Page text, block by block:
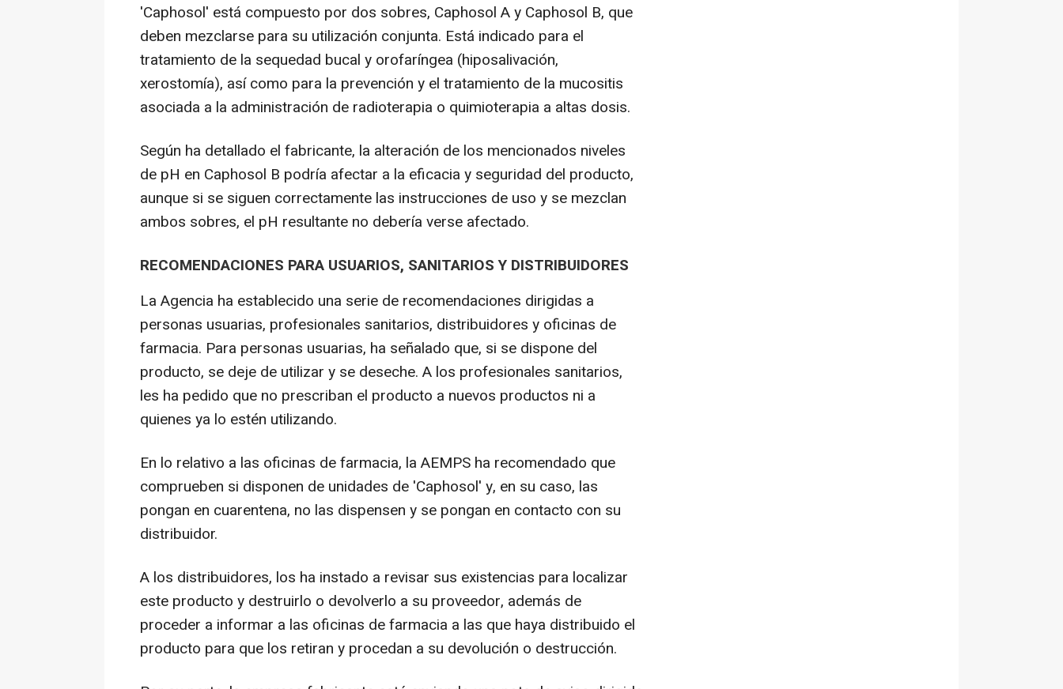
'Caphosol' está compuesto por dos sobres, Caphosol A y Caphosol B, que
deben mezclarse para su utilización conjunta. Está indicado para el
tratamiento de la sequedad bucal y orofaríngea (hiposalivación,
xerostomía), así como para la prevención y el tratamiento de la mucositis
asociada a la administración de radioterapia o quimioterapia a altas dosis.
Según ha detallado el fabricante, la alteración de los mencionados niveles
de pH en Caphosol B podría afectar a la eficacia y seguridad del producto,
aunque si se siguen correctamente las instrucciones de uso y se mezclan
ambos sobres, el pH resultante no debería verse afectado.
RECOMENDACIONES PARA USUARIOS, SANITARIOS Y DISTRIBUIDORES
La Agencia ha establecido una serie de recomendaciones dirigidas a
personas usuarias, profesionales sanitarios, distribuidores y oficinas de
farmacia. Para personas usuarias, ha señalado que, si se dispone del
producto, se deje de utilizar y se deseche. A los profesionales sanitarios,
les ha pedido que no prescriban el producto a nuevos productos ni a
quienes ya lo estén utilizando.
En lo relativo a las oficinas de farmacia, la AEMPS ha recomendado que
comprueben si disponen de unidades de 'Caphosol' y, en su caso, las
pongan en cuarentena, no las dispensen y se pongan en contacto con su
distribuidor.
A los distribuidores, los ha instado a revisar sus existencias para localizar
este producto y destruirlo o devolverlo a su proveedor, además de
proceder a informar a las oficinas de farmacia a las que haya distribuido el
producto para que los retiran y procedan a su devolución o destrucción.